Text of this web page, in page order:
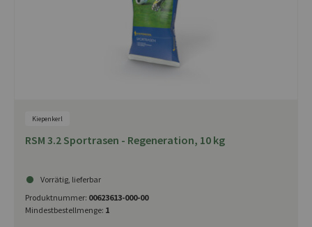
Kiepenkerl
RSM 3.2 Sportrasen - Regeneration, 10 kg
Vorrätig, lieferbar
Produktnummer: 00623613-000-00
Mindestbestellmenge: 1